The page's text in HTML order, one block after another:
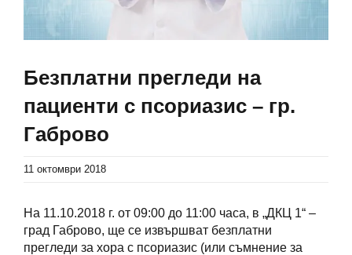
Безплатни прегледи на
пациенти с псориазис – гр.
Габрово
11 октомври 2018
На 11.10.2018 г. от 09:00 до 11:00 часа, в „ДКЦ 1“ –
град Габрово, ще се извършват безплатни
прегледи за хора с псориазис (или съмнение за